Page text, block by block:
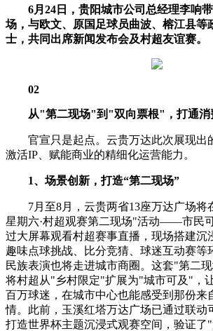
6月24日，贵阳城市公司总经理李响
场，与欧文、原国足球员曲波、榕江县等
士，共同出席新闻发布会及村超友谊赛。
02
从"第二现场"到"双向票根"，打通消
官宣只是起点。云贵万达此次展现出
激活IP、赋能商业的精细化运营能力。
1、场景创新，打造“第二现场”
7月至8月，云贵两省13座万达广场将
星期六·村超观赛第二现场"活动——市民
过大屏幕观看村超赛事直播，现场搭建沉
趣味点球挑战、比分竞猜、球迷互动赛等
民族表演也将走进城市商圈。这套"第二
将村超从"乡村限定"扩展为"城市可及"，
百万球迷，在城市中心也能感受到那份来
情。此前，玉溪红塔万达广场已通过联动
打造世界杯主题沉浸式观赛空间，验证了